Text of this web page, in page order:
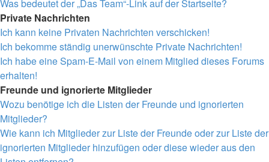
Was bedeutet der „Das Team“-Link auf der Startseite?
Private Nachrichten
Ich kann keine Privaten Nachrichten verschicken!
Ich bekomme ständig unerwünschte Private Nachrichten!
Ich habe eine Spam-E-Mail von einem Mitglied dieses Forums
erhalten!
Freunde und ignorierte Mitglieder
Wozu benötige ich die Listen der Freunde und ignorierten
Mitglieder?
Wie kann ich Mitglieder zur Liste der Freunde oder zur Liste der
ignorierten Mitglieder hinzufügen oder diese wieder aus den